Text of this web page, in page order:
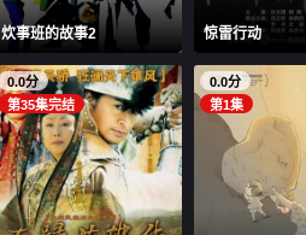
炊事班的故事2 惊雷行动
0.0分
第35集完结
0.0分
第1集